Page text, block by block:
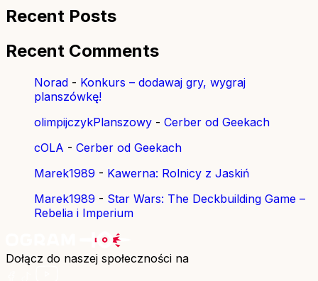
Recent Posts
Recent Comments
Norad - Konkurs – dodawaj gry, wygraj
planszówkę!
olimpijczykPlanszowy - Cerber od Geekach
cOLA - Cerber od Geekach
Marek1989 - Kawerna: Rolnicy z Jaskiń
Marek1989 - Star Wars: The Deckbuilding Game –
Rebelia i Imperium
Dołącz do naszej społeczności na